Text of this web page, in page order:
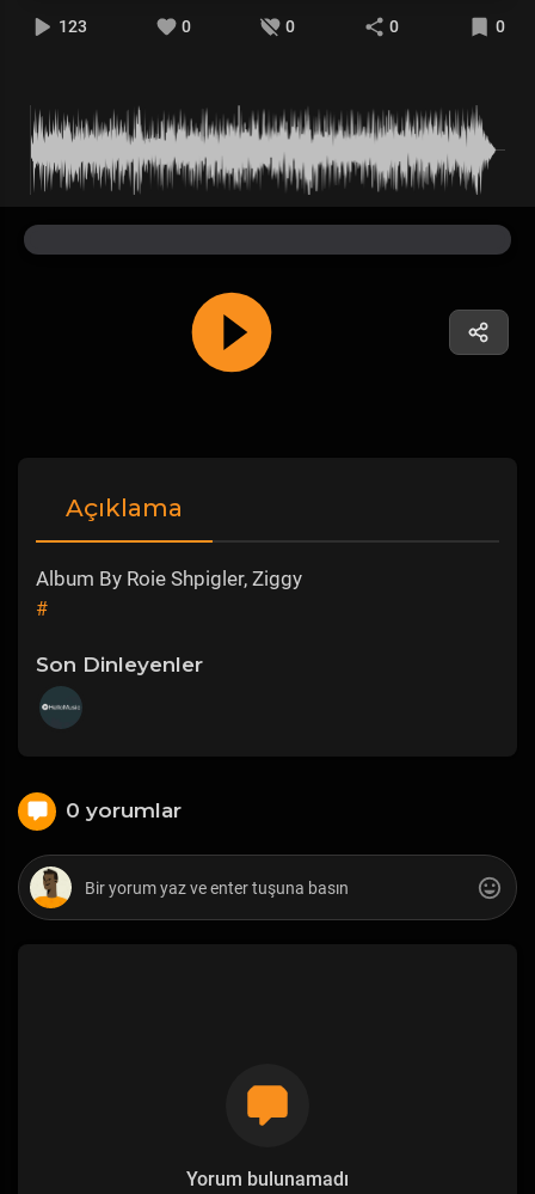
123 0 0 0 0
Açıklama
Album By Roie Shpigler, Ziggy
#
Son Dinleyenler
0 yorumlar
Yorum bulunamadı